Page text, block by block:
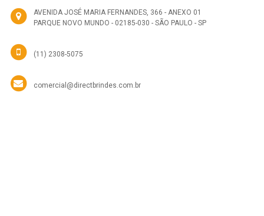
AVENIDA JOSÉ MARIA FERNANDES, 366 - ANEXO 01
PARQUE NOVO MUNDO - 02185-030 - SÃO PAULO - SP
(11) 2308-5075
comercial@directbrindes.com.br